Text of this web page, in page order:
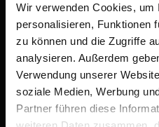
Wir verwenden Cookies, um
personalisieren, Funktionen
zu können und die Zugriffe
analysieren. Außerdem
Verwendung unserer
soziale Medien, Werbung
Partner führen diese
Gebrauchtwagen
Saisonale
Kleinwagen
SUV
GESCHÄFTSKUNDEN